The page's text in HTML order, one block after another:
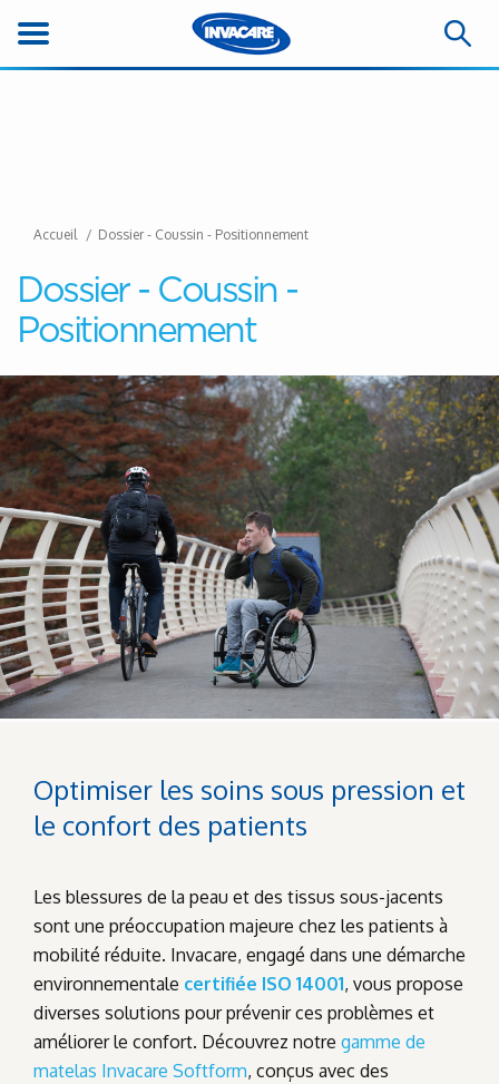
Accueil Dossier - Coussin - Positionnement
Dossier - Coussin -
Positionnement
Optimiser les soins sous pression et
le confort des patients
Les blessures de la peau et des tissus sous-jacents
sont une préoccupation majeure chez les patients à
mobilité réduite. Invacare, engagé dans une démarche
environnementale certifiée ISO 14001, vous propose
diverses solutions pour prévenir ces problèmes et
améliorer le confort. Découvrez notre gamme de
matelas Invacare Softform, conçus avec des